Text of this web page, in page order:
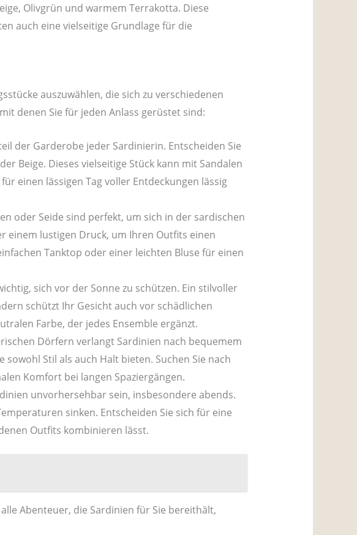
Olivgrün und warmem Terrakotta. Diese
auch eine vielseitige Grundlage für die
auszuwählen, die sich zu verschiedenen
denen Sie für jeden Anlass gerüstet sind:
der Garderobe jeder Sardinierin. Entscheiden Sie
Beige. Dieses vielseitige Stück kann mit Sandalen
einen lässigen Tag voller Entdeckungen lässig
oder Seide sind perfekt, um sich in der sardischen
einem lustigen Druck, um Ihren Outfits einen
Tanktop oder einer leichten Bluse für einen
sich vor der Sonne zu schützen. Ein stilvoller
schützt Ihr Gesicht auch vor schädlichen
Farbe, der jedes Ensemble ergänzt.
Dörfern verlangt Sardinien nach bequemem
Stil als auch Halt bieten. Suchen Sie nach
Komfort bei langen Spaziergängen.
unvorhersehbar sein, insbesondere abends.
sinken. Entscheiden Sie sich für eine
Outfits kombinieren lässt.
Abenteuer, die Sardinien für Sie bereithält,